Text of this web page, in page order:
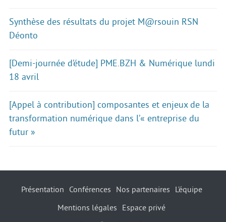
Synthèse des résultats du projet M@rsouin RSN
Déonto
[Demi-journée d’étude] PME.BZH & Numérique lundi
18 avril
[Appel à contribution] composantes et enjeux de la
transformation numérique dans l’« entreprise du
futur »
Présentation Conférences Nos partenaires
L’équipe
Mentions légales
Espace privé